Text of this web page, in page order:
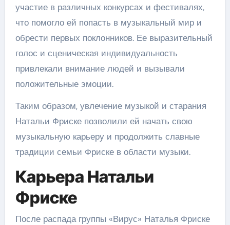
участие в различных конкурсах и фестивалях,
что помогло ей попасть в музыкальный мир и
обрести первых поклонников. Ее выразительный
голос и сценическая индивидуальность
привлекали внимание людей и вызывали
положительные эмоции.
Таким образом, увлечение музыкой и старания
Натальи Фриске позволили ей начать свою
музыкальную карьеру и продолжить славные
традиции семьи Фриске в области музыки.
Карьера Натальи
Фриске
После распада группы «Вирус» Наталья Фриске